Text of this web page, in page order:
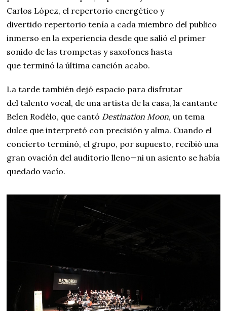
Carlos López, el repertorio energético y
divertido repertorio tenía a cada miembro del publico
inmerso en la experiencia desde que salió el primer
sonido de las trompetas y saxofones hasta
que terminó la última canción acabo.
La tarde también dejó espacio para disfrutar
del talento vocal, de una artista de la casa, la cantante
Belen Rodélo, que cantó Destination Moon, un tema
dulce que interpretó con precisión y alma. Cuando el
concierto terminó, el grupo, por supuesto, recibió una
gran ovación del auditorio lleno—ni un asiento se había
quedado vacío.